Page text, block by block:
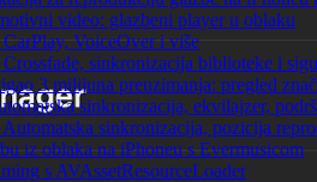
video: glazbeni player u oblaku
VoiceOver i više
sinkronizacija biblioteke i
3 milijuna preuzimanja: pregled
sinkronizacija, ekvilajzer,
sinkronizacija, pozicija
iz oblaka na iPhoneu s Evermusicom
s AVAssetResourceLoader